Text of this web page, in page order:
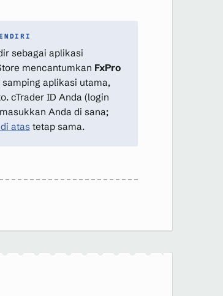
sebagai aplikasi
mencantumkan FxPro
aplikasi utama,
cTrader ID Anda (login
Anda di sana;
atastetap sama.